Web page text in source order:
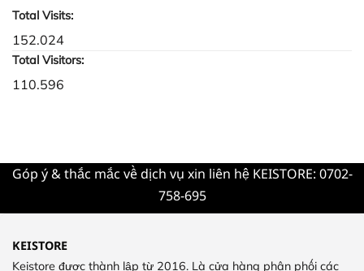
Total Visits:
152.024
Total Visitors:
110.596
Góp ý & thắc mắc về dịch vụ xin liên hệ KEISTORE: 0702-
758-695
KEISTORE
Keistore được thành lập từ 2016. Là cửa hàng phân phối các